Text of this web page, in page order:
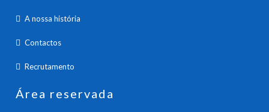
A nossa história
Contactos
Recrutamento
Área reservada